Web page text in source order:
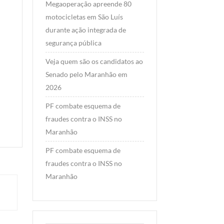
Megaoperação apreende 80
motocicletas em São Luís
durante ação integrada de
segurança pública
Veja quem são os candidatos ao
Senado pelo Maranhão em
2026
PF combate esquema de
fraudes contra o INSS no
Maranhão
PF combate esquema de
fraudes contra o INSS no
Maranhão